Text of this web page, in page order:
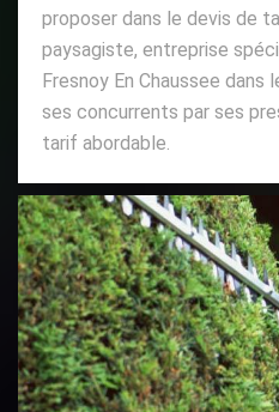
proposer dans le devis de
paysagiste, entreprise
Fresnoy En Chaussee dans
ses concurrents par ses
tarif abordable.